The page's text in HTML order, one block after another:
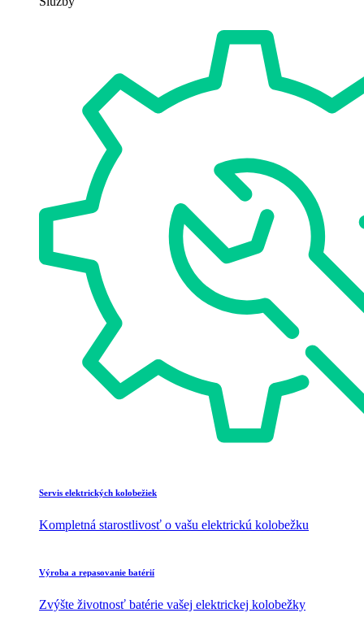
Servis elektrických kolobežiek
Kompletná starostlivosť o vašu elektrickú kolobežku
Výroba a repasovanie batérií
Zvýšte životnosť batérie vašej elektrickej kolobežky